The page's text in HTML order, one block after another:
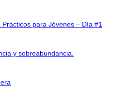
para Jóvenes – Día #1
y sobreabundancia.